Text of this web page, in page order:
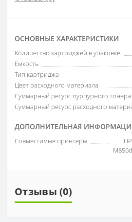
ОСНОВНЫЕ ХАРАКТЕРИСТИКИ
Количество картриджей в упаковке
Ёмкость
Тип картриджа
Цвет расходного материала
Суммарный ресурс пурпурного тонера
Суммарный ресурс расходного
ДОПОЛНИТЕЛЬНАЯ
Совместимые принтеры
Отзывы (0)